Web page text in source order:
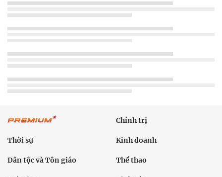
Chính trị
Thời sự Kinh doanh
Dân tộc và Tôn giáo Thể thao